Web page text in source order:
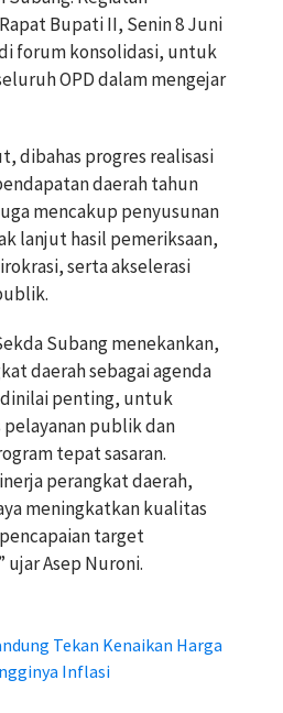
Bupati II, Senin 8 Juni
forum konsolidasi, untuk
OPD dalam mengejar
dibahas progres realisasi
daerah tahun
mencakup penyusunan
lanjut hasil pemeriksaan,
serta akselerasi
Subang menekankan,
daerah sebagai agenda
dinilai penting, untuk
publik dan
tepat sasaran.
perangkat daerah,
meningkatkan kualitas
target
ujar Asep Nuroni.
Tekan Kenaikan Harga
Inflasi